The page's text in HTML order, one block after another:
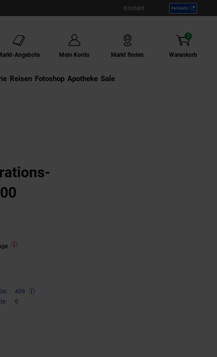
Kontakt
Angebote Mein Konto Markt finden Warenkorb
0
Artikel
Externer Link:
Reisen Externer Link:
Fotoshop Externer Link:
Apotheke Sale
409
0